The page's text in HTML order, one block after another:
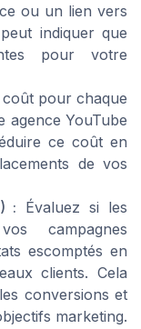
ou un lien vers
indiquer que
pour votre
pour chaque
agence YouTube
ce coût en
de vos
: Évaluez si les
campagnes
escomptés en
clients. Cela
conversions et
marketing.